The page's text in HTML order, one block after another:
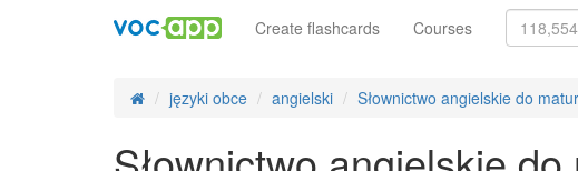
Create flashcards Courses
języki obce angielski Słownictwo angielskie do